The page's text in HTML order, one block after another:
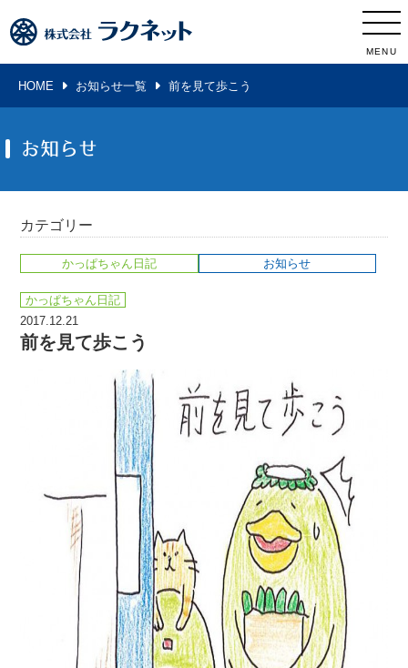
MENU
HOME お知らせ一覧 前を見て歩こう
お知らせ
かっぱちゃん日記
2017.12.21
前を見て歩こう
カテゴリー
かっぱちゃん日記 お知らせ